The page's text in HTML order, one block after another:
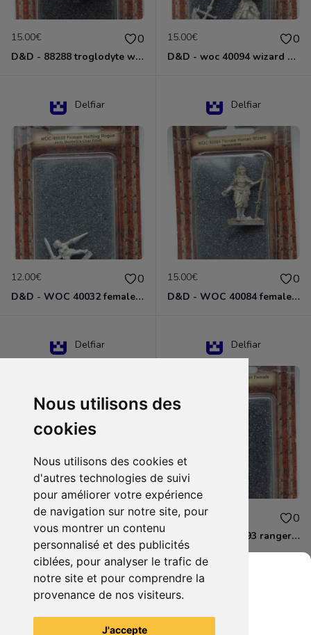
Nous utilisons des
cookies
Nous utilisons des cookies et
d'autres technologies de suivi
pour améliorer votre expérience
de navigation sur notre site, pour
vous montrer un contenu
personnalisé et des publicités
ciblées, pour analyser le trafic de
notre site et pour comprendre la
provenance de nos visiteurs.
J'accepte
15.00€ 0
D&D - 88288 troglodyte with long Miniature - Donjons Dragons
15.00€ 0
D&D - woc 40094 wizard human male Miniature - Donjons Dragons
Delfiar
12.00€ 0
D&D - WOC 40032 female halfling rogue Miniature - Donjons Dragons
Delfiar
15.00€ 0
D&D - WOC 40084 female human wizard Miniature - Donjons Dragons
Delfiar
15.00€ 0
D&D - 88286 paladin human male Miniature - Donjons Dragons
Delfiar
12.00€ 0
D&D - WOC 40093 ranger human female Miniature - Donjons Dragons
Voir tous les articles du vendeur
Grenier du Geek